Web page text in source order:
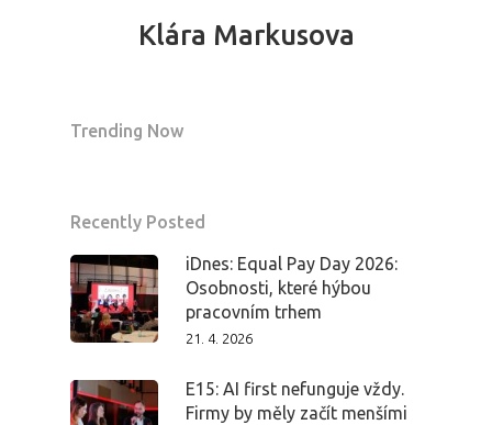
Klára Markusova
Trending Now
Recently Posted
iDnes: Equal Pay Day 2026:
Osobnosti, které hýbou
pracovním trhem
21. 4. 2026
E15: AI first nefunguje vždy.
Firmy by měly začít menšími
Osobnosti
Aktuality